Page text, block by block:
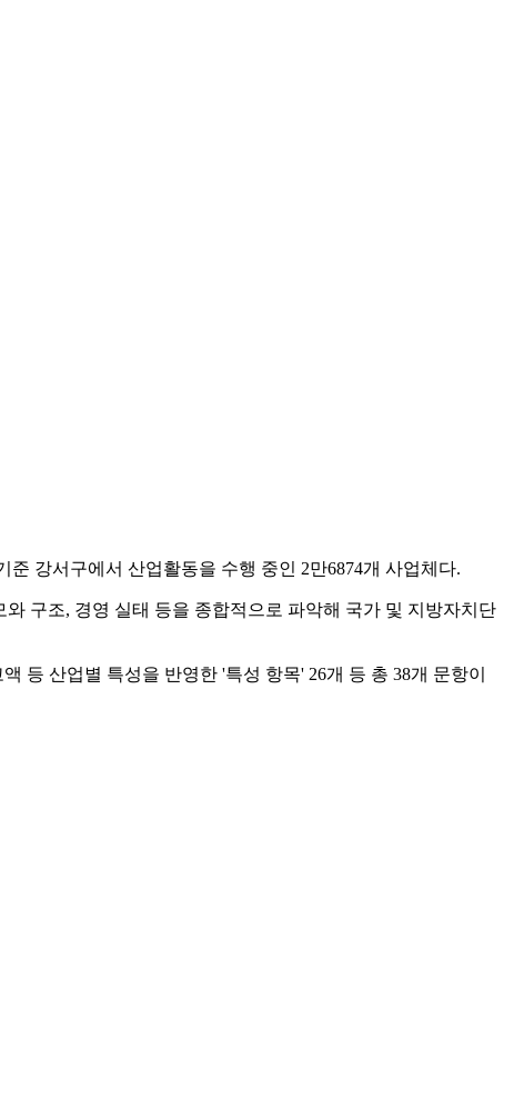
강서구에서 산업활동을 수행 중인 2만6874개 사업체다.
구조, 경영 실태 등을 종합적으로 파악해 국가 및 지방자치단
등 산업별 특성을 반영한 '특성 항목' 26개 등 총 38개 문항이